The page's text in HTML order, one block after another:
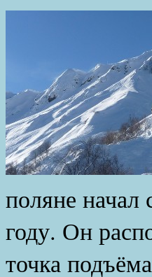
поляне начал
году. Он
точка